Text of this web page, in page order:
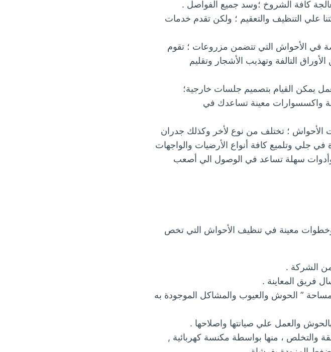
كافة الشروخ ؛وسد جميع الفواصل .
علي التنظيف والتعقيم ؛ ولكن تقدم خدمات
في الأحواش التي تتضمن مزروعات ؛ تقوم
التالفة وتهذيب الأشجار وتقليم
يمكن القيام بتصميم جلسات خارجية؛
واكسسوارات معينة تساعدك في
الأحواش ؛ تختلف من نوع لأخر وكذلك جدران
جلي وتلميع كافة أنواع الأرضيات والواجهات
سهلة تساعد في الوصول الي أصعب
معينة في تنظيف الأحواش التي تخص
من الشركة .
فريق المعاينة .
مساحة ” الحوش والعيوب والمشاكل الموجودة به
والعمل علي صيانتها واصلاحها .
والتخلص ، منها بواسطة مكنسة كهربائية ,